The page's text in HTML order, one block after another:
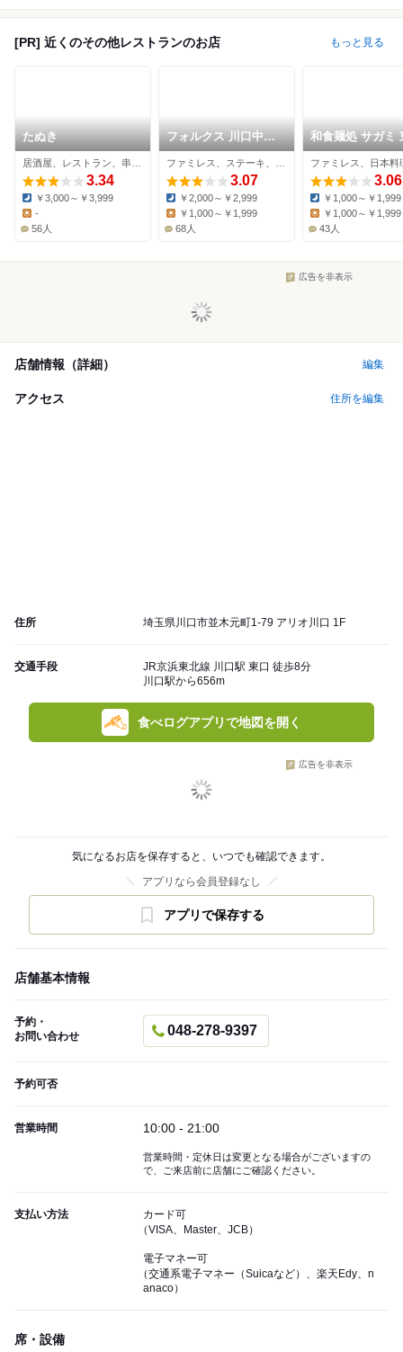
[PR] 近くのその他レストランのお店 もっと見る
たぬき
3.34
Dinner:
￥3,000～￥3,999
Lunch:
-
56人
フォルクス 川口中央
店
3.07
Dinner:
￥2,000～￥2,999
Lunch:
￥1,000～￥1,999
68人
和食麺処 サガミ
口店
3.06
Dinner:
￥1,000～￥1,999
Lunch:
￥1,000～￥1,999
43人
広告を非表示
店舗情報（詳細） 編集
アクセス 住所を編集
住所 埼玉県川口市並木元町1-79 アリオ川口 1F
交通手段
JR京浜東北線 川口駅 東口 徒歩8分
川口駅から656m
食べログアプリで地図を開く
広告を非表示
気になるお店を保存すると、いつでも確認できます。
アプリなら会員登録なし
アプリで保存する
店舗基本情報
予約・
お問い合わせ
048-278-9397
予約可否
営業時間 10:00 - 21:00
営業時間・定休日は変更となる場合がございますの
で、ご来店前に店舗にご確認ください。
支払い方法
カード可
（VISA、Master、JCB）
電子マネー可
（交通系電子マネー（Suicaなど）、楽天Edy、n
anaco）
席・設備